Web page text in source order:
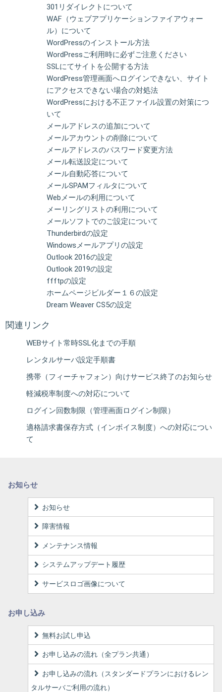
301リダイレクトについて
WAF（ウェブアプリケーションファイアウォー
ル）について
WordPressのインストール方法
WordPressご利用時に必ずご注意ください
SSLにてサイトを公開する方法
WordPress管理画面へログインできない、サイト
にアクセスできない場合の対処法
WordPressにおける不正ファイル設置の対策につ
いて
メールアドレスの追加について
メールアカウントの削除について
メールアドレスのパスワード変更方法
メール転送設定について
メール自動応答について
メールSPAMフィルタについて
Webメールの利用について
メーリングリストの利用について
メールソフトでのご設定について
Thunderbirdの設定
Windowsメールアプリの設定
Outlook 2016の設定
Outlook 2019の設定
ffftpの設定
ホームページビルダー１６の設定
Dream Weaver CS5の設定
関連リンク
WEBサイト常時SSL化までの手順
レンタルサーバ設定手順書
携帯（フィーチャフォン）向けサービス終了のお知らせ
軽減税率制度への対応について
ログイン回数制限（管理画面ログイン制限）
適格請求書保存方式（インボイス制度）への対応につい
て
お知らせ
お知らせ
障害情報
メンテナンス情報
システムアップデート履歴
サービスロゴ画像について
お申し込み
無料お試し申込
お申し込みの流れ（全プラン共通）
お申し込みの流れ（スタンダードプランにおけるレン
タルサーバご利用の流れ）